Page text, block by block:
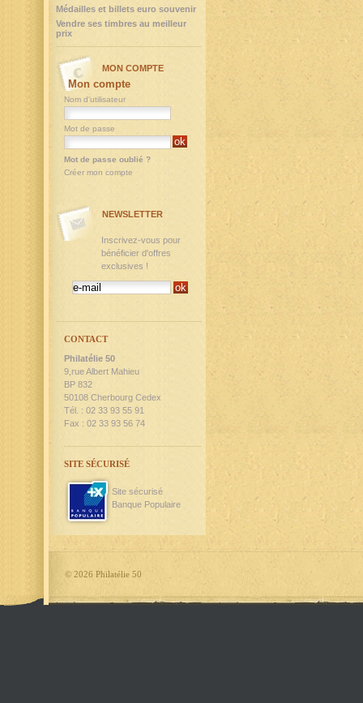
Médailles et billets euro souvenir
Vendre ses timbres au meilleur
prix
MON COMPTE
Mon compte
Nom d'utilisateur
Mot de passe
Mot de passe oublié ?
Créer mon compte
NEWSLETTER
Inscrivez-vous pour
bénéficier d'offres
exclusives !
CONTACT
Philatélie 50
9,rue Albert Mahieu
BP 832
50108 Cherbourg Cedex
Tél. : 02 33 93 55 91
Fax : 02 33 93 56 74
SITE SÉCURISÉ
Site sécurisé
Banque Populaire
© 2026 Philatélie 50